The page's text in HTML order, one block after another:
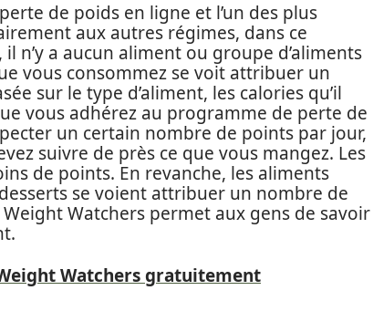
de poids en ligne et l’un des plus
aux autres régimes, dans ce
n’y a aucun aliment ou groupe d’aliments
vous consommez se voit attribuer un
sur le type d’aliment, les calories qu’il
vous adhérez au programme de perte de
un certain nombre de points par jour,
suivre de près ce que vous mangez. Les
de points. En revanche, les aliments
se voient attribuer un nombre de
Watchers permet aux gens de savoir
Watchers gratuitement